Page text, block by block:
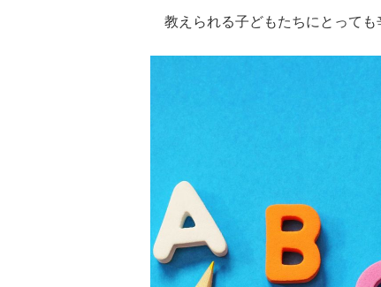
教えられる子どもたちにとっても